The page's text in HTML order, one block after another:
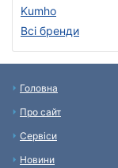
Kumho
Всі бренди
Головна
Про сайт
Сервіси
Новини